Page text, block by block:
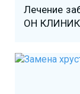
Лечение
ОН КЛИНИК